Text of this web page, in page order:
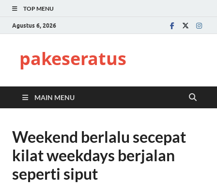
TOP MENU
Agustus 6, 2026
pakeseratus
MAIN MENU
Weekend berlalu secepat
kilat weekdays berjalan
seperti siput